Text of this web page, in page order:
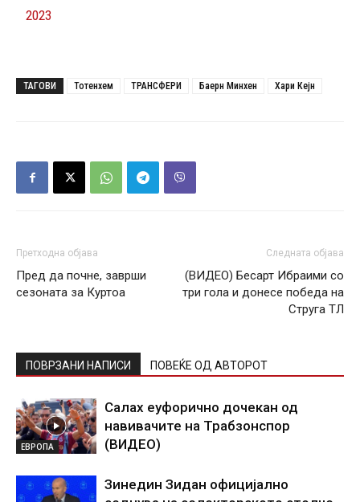
2023
ТАГОВИ Тотенхем ТРАНСФЕРИ Баерн Минхен Хари Кејн
Претходна објава
Пред да почне, заврши
сезоната за Куртоа
Следната објава
(ВИДЕО) Бесарт Ибраими со
три гола и донесе победа на
Струга ТЛ
ПОВРЗАНИ НАПИСИ ПОВЕЌЕ ОД АВТОРОТ
ЕВРОПА
Салах еуфорично дочекан од
навивачите на Трабзонспор
(ВИДЕО)
Зинедин Зидан официјално